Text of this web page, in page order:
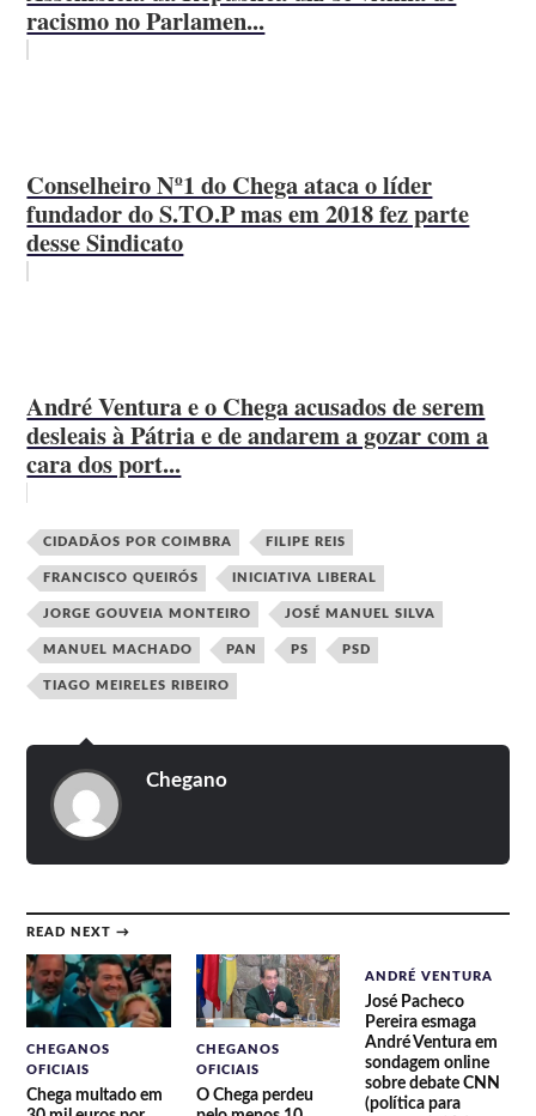
racismo no Parlamen...
Conselheiro Nº1 do Chega ataca o líder
fundador do S.TO.P mas em 2018 fez parte
desse Sindicato
André Ventura e o Chega acusados de serem
desleais à Pátria e de andarem a gozar com a
cara dos port...
CIDADÃOS POR COIMBRA FILIPE REIS
FRANCISCO QUEIRÓS INICIATIVA LIBERAL
JORGE GOUVEIA MONTEIRO JOSÉ MANUEL SILVA
MANUEL MACHADO PAN PS PSD
TIAGO MEIRELES RIBEIRO
Chegano
READ NEXT →
CHEGANOS
OFICIAIS
Chega multado em
CHEGANOS
OFICIAIS
O Chega perdeu
ANDRÉ VENTURA
José Pacheco
Pereira esmaga
André Ventura em
sondagem online
sobre debate CNN
(política para